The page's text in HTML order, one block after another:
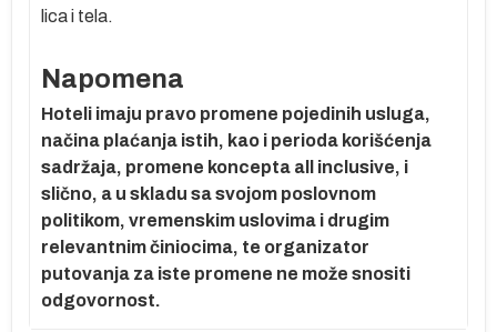
lica i tela.
Napomena
Hoteli imaju pravo promene pojedinih usluga,
načina plaćanja istih, kao i perioda korišćenja
sadržaja, promene koncepta all inclusive, i
slično, a u skladu sa svojom poslovnom
politikom, vremenskim uslovima i drugim
relevantnim činiocima, te organizator
putovanja za iste promene ne može snositi
odgovornost.